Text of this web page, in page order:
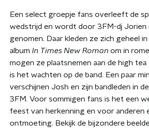
Een select groepje fans overleeft de
wedstrijd en wordt door 3FM-dj Jorien
genomen. Daar kleden ze zich geheel
album In Times New Roman om in
mogen ze plaatsnemen aan de high tea
is het wachten op de band. Een paar
verschijnen Josh en zijn bandleden in
3FM. Voor sommigen fans is het een
feest van herkenning en voor anderen
ontmoeting. Bekijk de bijzondere